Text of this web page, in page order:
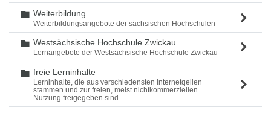
Ordner
Weiterbildung
Weiterbildungsangebote der sächsischen Hochschulen
Ordner
Westsächsische Hochschule Zwickau
Lernangebote der Westsächsische Hochschule Zwickau
Ordner
freie Lerninhalte
Lerninhalte, die aus verschiedensten Internetqellen
stammen und zur freien, meist nichtkommerziellen
Nutzung freigegeben sind.